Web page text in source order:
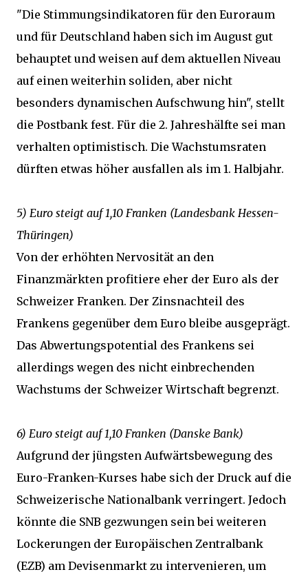
"Die Stimmungsindikatoren für den Euroraum
und für Deutschland haben sich im August gut
behauptet und weisen auf dem aktuellen Niveau
auf einen weiterhin soliden, aber nicht
besonders dynamischen Aufschwung hin", stellt
die Postbank fest. Für die 2. Jahreshälfte sei man
verhalten optimistisch. Die Wachstumsraten
dürften etwas höher ausfallen als im 1. Halbjahr.
5) Euro steigt auf 1,10 Franken (Landesbank Hessen-
Thüringen)
Von der erhöhten Nervosität an den
Finanzmärkten profitiere eher der Euro als der
Schweizer Franken. Der Zinsnachteil des
Frankens gegenüber dem Euro bleibe ausgeprägt.
Das Abwertungspotential des Frankens sei
allerdings wegen des nicht einbrechenden
Wachstums der Schweizer Wirtschaft begrenzt.
6) Euro steigt auf 1,10 Franken (Danske Bank)
Aufgrund der jüngsten Aufwärtsbewegung des
Euro-Franken-Kurses habe sich der Druck auf die
Schweizerische Nationalbank verringert. Jedoch
könnte die SNB gezwungen sein bei weiteren
Lockerungen der Europäischen Zentralbank
(EZB) am Devisenmarkt zu intervenieren, um